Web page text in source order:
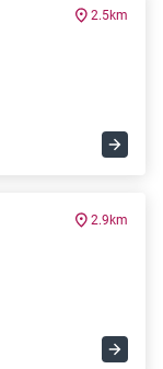
2.5km
2.9km